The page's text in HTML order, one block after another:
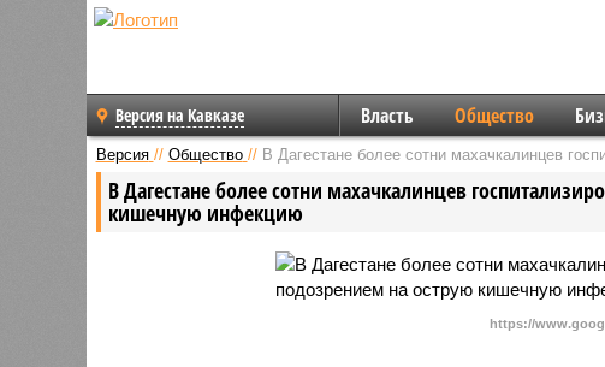
Версия на Кавказе Власть Общество
Версия // Общество // В Дагестане более сотни махачкалинцев
В Дагестане более сотни махачкалинцев
кишечную инфекцию
https://